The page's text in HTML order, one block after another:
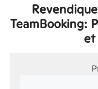
TeamBooking:
et